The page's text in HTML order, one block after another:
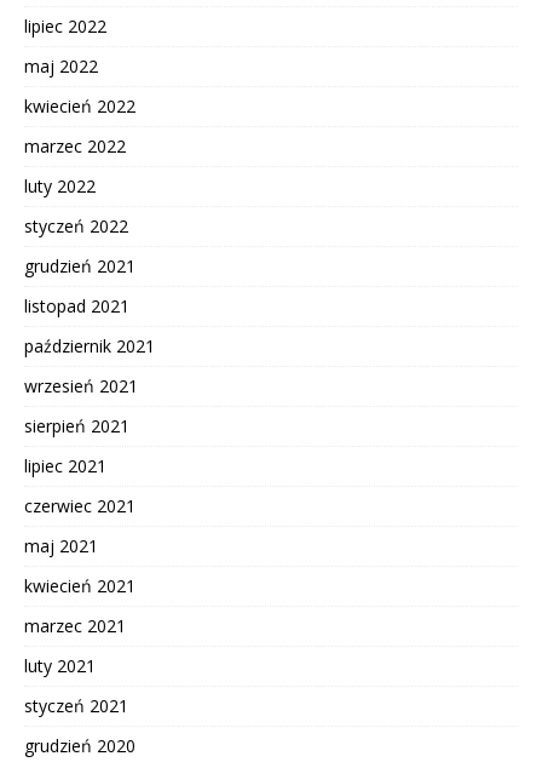
lipiec 2022
maj 2022
kwiecień 2022
marzec 2022
luty 2022
styczeń 2022
grudzień 2021
listopad 2021
październik 2021
wrzesień 2021
sierpień 2021
lipiec 2021
czerwiec 2021
maj 2021
kwiecień 2021
marzec 2021
luty 2021
styczeń 2021
grudzień 2020